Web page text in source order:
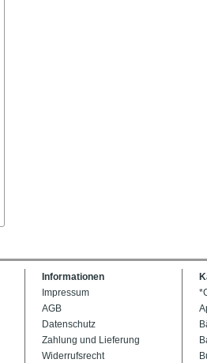
Informationen
Impressum
AGB
Datenschutz
Zahlung und Lieferung
Widerrufsrecht